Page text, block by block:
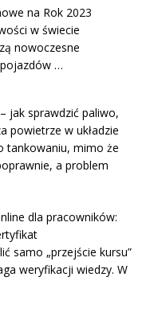
na Rok 2023
w świecie
nowoczesne
…
jak sprawdzić paliwo,
powietrze w układzie
tankowaniu, mimo że
a problem
dla pracowników:
samo „przejście kursu”
weryfikacji wiedzy. W